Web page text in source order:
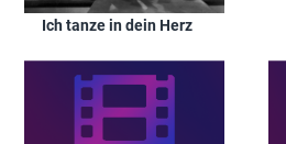
Ich tanze in dein Herz